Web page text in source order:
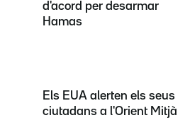
d'acord per desarmar
Hamas
Els EUA alerten els seus
ciutadans a l'Orient Mitjà